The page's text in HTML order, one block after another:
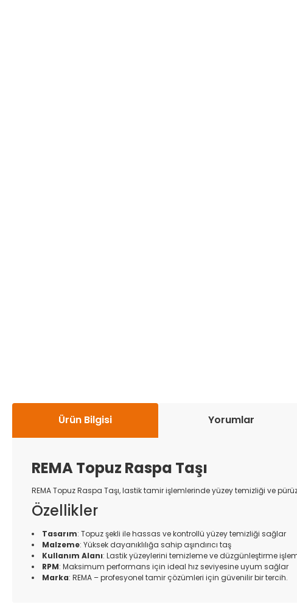
Ürün Bilgisi Yorumlar
REMA Topuz Raspa Taşı
REMA Topuz Raspa Taşı, lastik tamir işlemlerinde yüzey temizliği ve
Özellikler
Tasarım: Topuz şekli ile hassas ve kontrollü yüzey temizliği sağlar
Malzeme: Yüksek dayanıklılığa sahip aşındırıcı taş
Kullanım Alanı: Lastik yüzeylerini temizleme ve düzgünleştirme
RPM: Maksimum performans için ideal hız seviyesine uyum sağlar
Marka: REMA – profesyonel tamir çözümleri için güvenilir bir tercih.